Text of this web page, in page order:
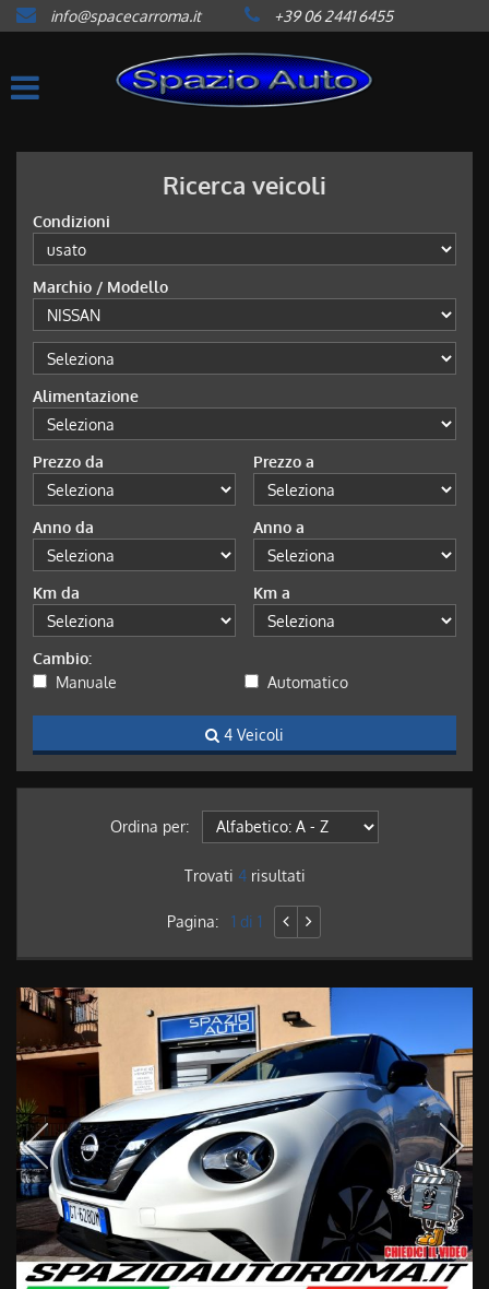
HOME
LISTA VEICOLI
ASSISTENZA
CONTATTI
NEWS
AREA COMMERCIANTI
info@spacecarroma.it +39 06 2441 6455
Ricerca veicoli
Condizioni
Marchio / Modello
Alimentazione
Prezzo da Prezzo a
Anno da Anno a
Km da Km a
Cambio:
Manuale
Automatico
4 Veicoli
Ordina per:
Trovati 4risultati
Pagina:1 di 1